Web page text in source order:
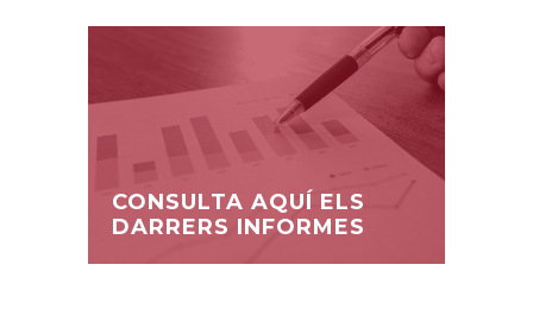
CONSULTA AQUÍ ELS
DARRERS INFORMES